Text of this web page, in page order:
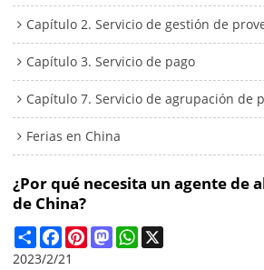
Capítulo 2. Servicio de gestión de
Capítulo 3. Servicio de pago
Capítulo 7. Servicio de agrupación de
Ferias en China
¿Por qué necesita un agente de
de China?
ShareFacebookPinterestMastodonWhatsApp
2023/2/21